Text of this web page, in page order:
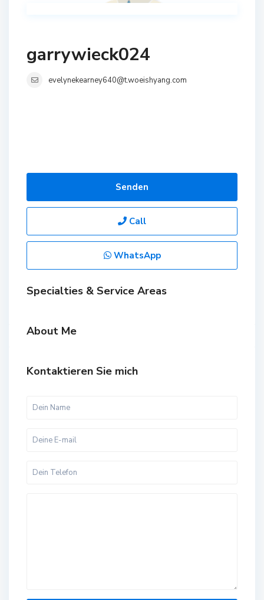
garrywieck024
evelynekearney640@t.woeishyang.com
Senden
Call
WhatsApp
Specialties & Service Areas
About Me
Kontaktieren Sie mich